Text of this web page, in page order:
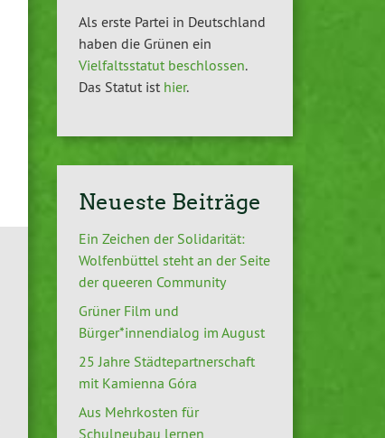
Als erste Partei in Deutschland
haben die Grünen ein
Vielfaltsstatut beschlossen.
Das Statut ist hier.
Neueste Beiträge
Ein Zeichen der Solidarität:
Wolfenbüttel steht an der Seite
der queeren Community
Grüner Film und
Bürger*innendialog im August
25 Jahre Städtepartnerschaft
mit Kamienna Góra
Aus Mehrkosten für
Schulneubau lernen